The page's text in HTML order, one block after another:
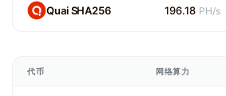
Quai SHA256 196.18 PH/s
代币 网络算力